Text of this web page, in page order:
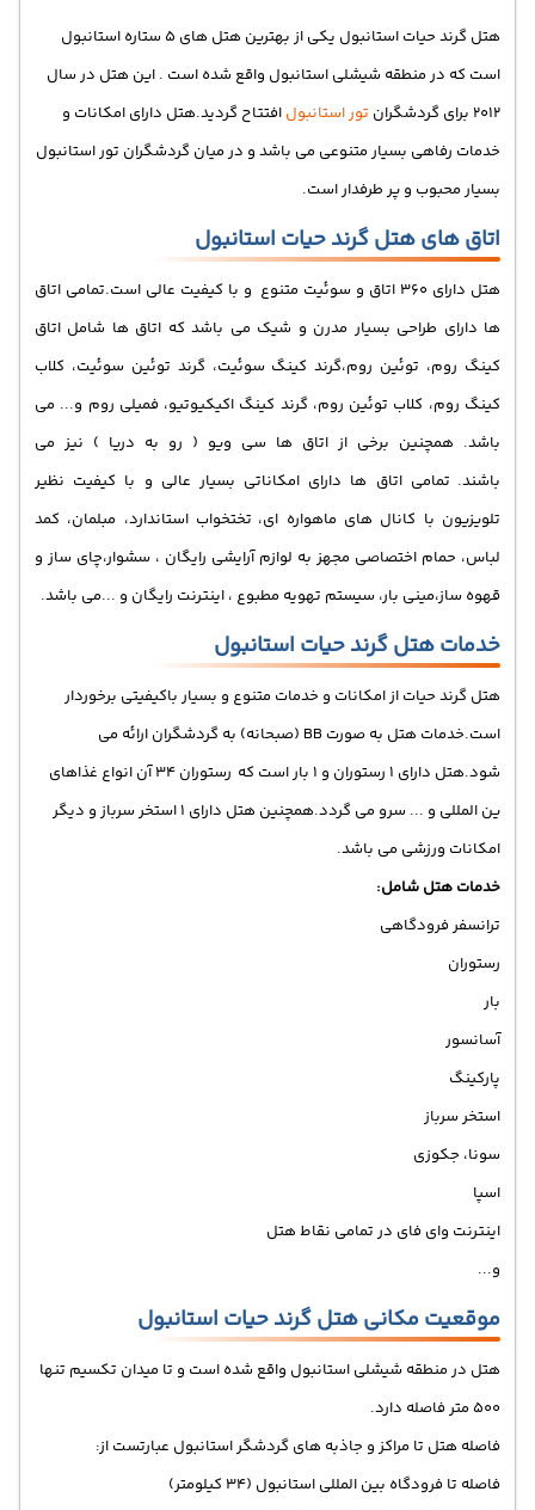
هتل گرند حیات استانبول یکی از بهترین هتل های 5 ستاره استانبول
است که در منطقه شیشلی استانبول واقع شده است . این هتل در سال
2012 برای گردشگران
تور استانبول افتتاح گردید.هتل دارای امکانات و
خدمات رفاهی بسیار متنوعی می باشد و در میان گردشگران تور استانبول
بسیار محبوب و پر طرفدار است.
اتاق های هتل گرند حیات استانبول
هتل دارای 360 اتاق و سوئیت متنوع و با کیفیت عالی است.تمامی اتاق
ها دارای طراحی بسیار مدرن و شیک می باشد که اتاق ها شامل اتاق
کینگ روم، توئین روم،گرند کینگ سوئیت، گرند توئین سوئیت، کلاب
کینگ روم، کلاب توئین روم، گرند کینگ اکیکیوتیو، فمیلی روم و... می
باشد. همچنین برخی از اتاق ها سی ویو ( رو به دریا ) نیز می
باشند. تمامی اتاق ها دارای امکاناتی بسیار عالی و با کیفیت نظیر
تلویزیون با کانال های ماهواره ای، تختخواب استاندارد، مبلمان، کمد
لباس، حمام اختصاصی مجهز به لوازم آرایشی رایگان ، سشوار،چای ساز و
قهوه ساز،مینی بار، سیستم تهویه مطبوع ، اینترنت رایگان و ...می باشد.
خدمات هتل گرند حیات استانبول
هتل گرند حیات از امکانات و خدمات متنوع و بسیار باکیفیتی برخوردار
است.
خدمات هتل به صورت BB (صبحانه) به گردشگران ارائه می
شود.هتل دارای 1 رستوران و 1 بار است که رستوران 34 آن انواع غذاهای
ین المللی و ... سرو می گردد.همچنین هتل دارای 1 استخر سرباز و دیگر
امکانات ورزشی می باشد.
خدمات هتل شامل:
ترانسفر فرودگاهی
رستوران
بار
آسانسور
پارکینگ
استخر سرباز
سونا، جکوزی
اسپا
اینترنت وای فای در تمامی نقاط هتل
و...
موقعیت مکانی هتل گرند حیات استانبول
هتل در منطقه شیشلی استانبول واقع شده است و تا میدان تکسیم تنها
500 متر فاصله دارد.
فاصله هتل تا مراکز و جاذبه های گردشگر استانبول عبارتست از:
فاصله تا فرودگاه بین المللی استانبول (34 کیلومتر)